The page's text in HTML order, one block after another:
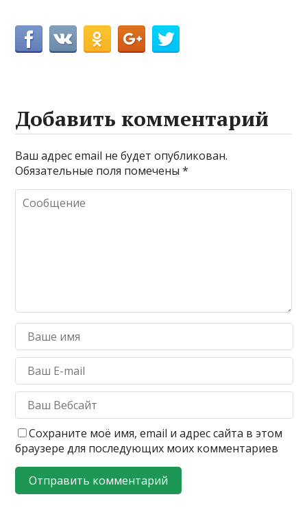
Добавить комментарий
Ваш адрес email не будет опубликован.
Обязательные поля помечены*
Сохраните моё имя, email и адрес сайта в этом
браузере для последующих моих комментариев